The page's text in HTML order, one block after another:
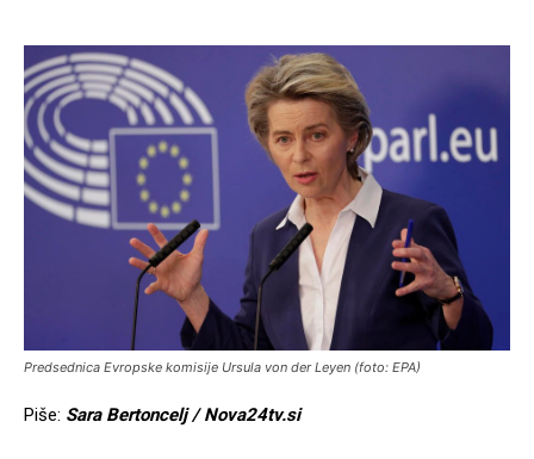
Predsednica Evropske komisije Ursula von der Leyen (foto: EPA)
Piše: Sara Bertoncelj / Nova24tv.si